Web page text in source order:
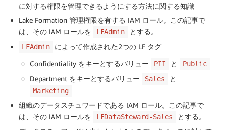
に対する権限を管理できるようにする方法に関する知識
Lake Formation 管理権限を有する IAM ロール。この記事で
は、その IAM ロールを
LFAdmin とする。
LFAdmin
によって作成された2つの LF タグ
Confidentiality をキーとするバリュー
PII と Public
Department をキーとするバリュー Sales と
Marketing
組織のデータスチュワードである IAM ロール。この記事で
は、その IAM ロールを
LFDataSteward-Sales
とする。